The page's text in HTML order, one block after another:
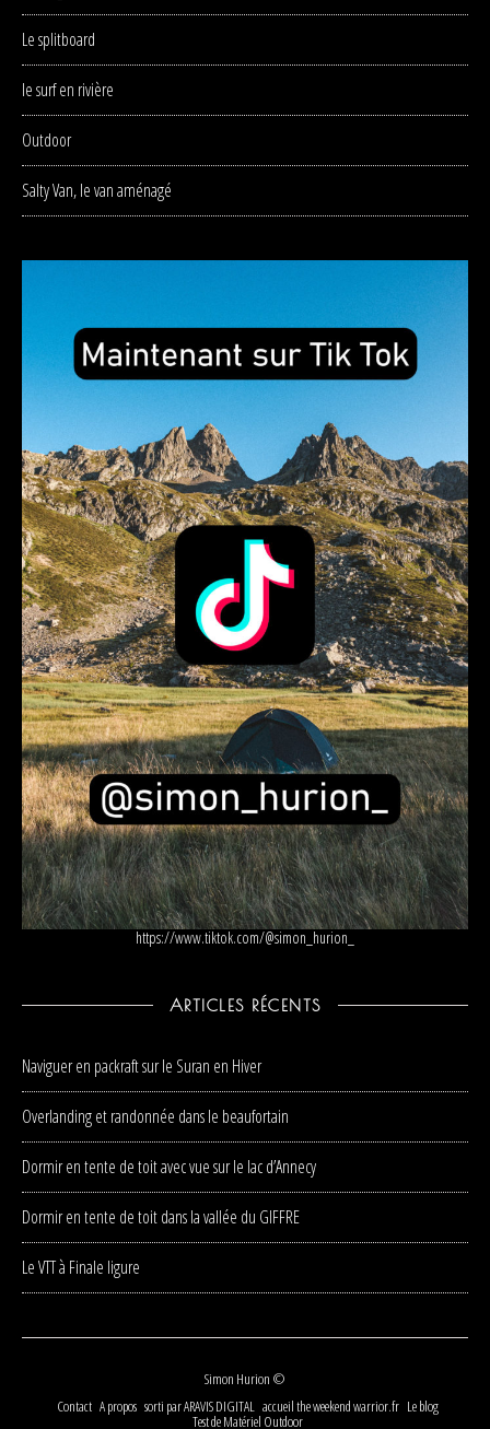
Le splitboard
le surf en rivière
Outdoor
Salty Van, le van aménagé
https://www.tiktok.com/@simon_hurion_
ARTICLES RÉCENTS
Naviguer en packraft sur le Suran en Hiver
Overlanding et randonnée dans le beaufortain
Dormir en tente de toit avec vue sur le lac d’Annecy
Dormir en tente de toit dans la vallée du GIFFRE
Le VTT à Finale ligure
Simon Hurion ©
Contact A propos sorti par ARAVIS DIGITAL accueil the weekend warrior.fr Le blog
Test de Matériel Outdoor